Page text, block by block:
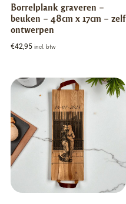
Borrelplank graveren –
beuken – 48cm x 17cm – zelf
ontwerpen
€42,95 incl. btw